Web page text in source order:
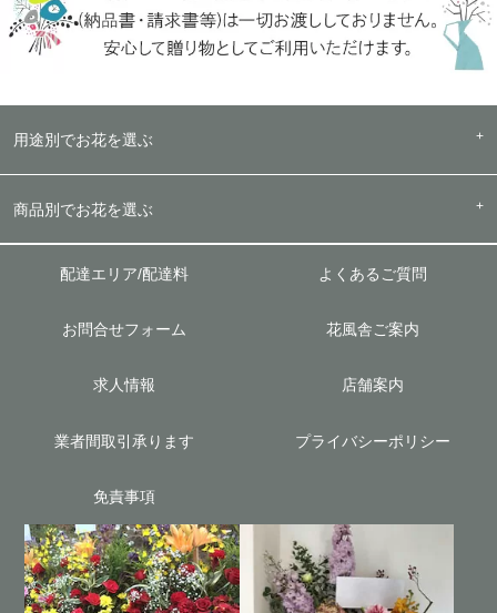
用途別でお花を選ぶ
商品別でお花を選ぶ
配達エリア/配達料 よくあるご質問
お問合せフォーム 花風舎ご案内
求人情報 店舗案内
業者間取引承ります プライバシーポリシー
免責事項